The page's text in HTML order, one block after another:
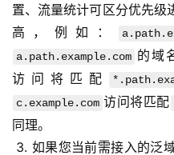
置、流量统计可区分优先级
高，例如：
a.path.example.com 的域
访问将匹配
c.example.com 访问将匹配
同理。